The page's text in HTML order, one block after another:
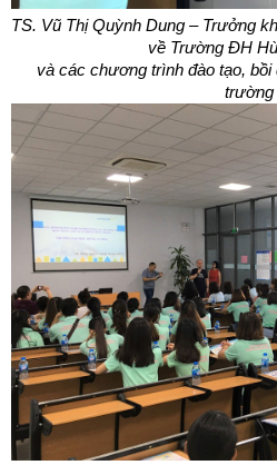
TS. Vũ Thị Quỳnh Dung – Trưởng
về Trường ĐH
và các chương trình đào tạo,
trường